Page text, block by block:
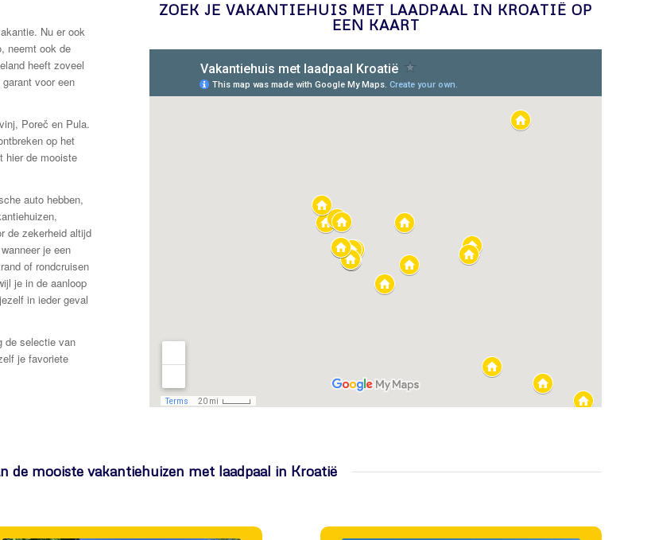
Nu er ook
neemt ook de
heeft zoveel
voor een
Poreč en Pula.
op het
hier de mooiste
auto hebben,
de zekerheid altijd
je een
of rondcruisen
je in de aanloop
in ieder geval
de selectie van
je favoriete
ZOEK JE VAKANTIEHUIS MET LAADPAAL IN KROATIË OP
EEN KAART
de mooiste vakantiehuizen met laadpaal in Kroatië